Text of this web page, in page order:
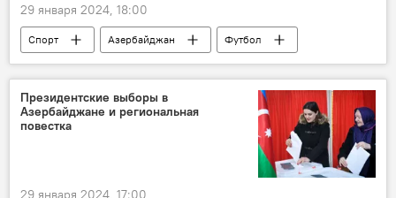
29 января 2024, 18:00
Спорт Азербайджан
Футбол
Сборная Азербайджана по футболу
Легионер
Президентские выборы в
Азербайджане и региональная
повестка
29 января 2024, 17:00